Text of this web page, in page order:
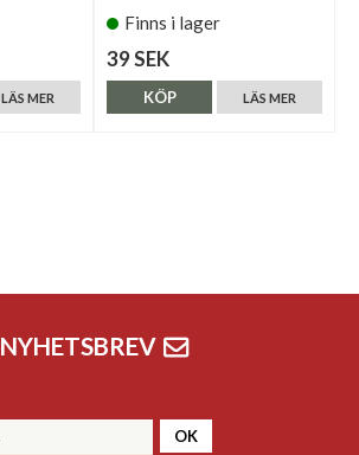
LÄS MER
Finns i lager
39 SEK
LÄS MER
KÖP
NYHETSBREV
OK